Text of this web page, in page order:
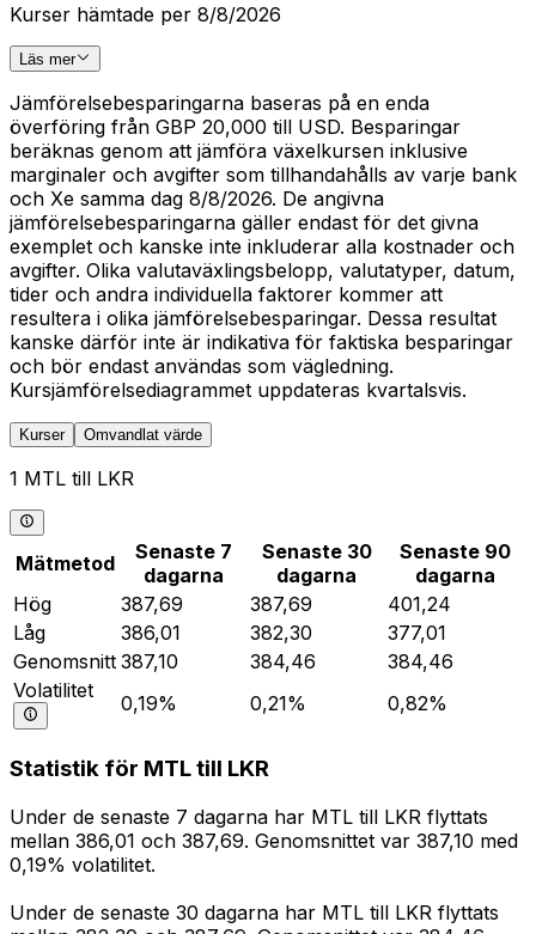
Kurser hämtade per 8/8/2026
Läs mer
Jämförelsebesparingarna baseras på en enda
överföring från GBP 20,000 till USD. Besparingar
beräknas genom att jämföra växelkursen inklusive
marginaler och avgifter som tillhandahålls av varje bank
och Xe samma dag 8/8/2026. De angivna
jämförelsebesparingarna gäller endast för det givna
exemplet och kanske inte inkluderar alla kostnader och
avgifter. Olika valutaväxlingsbelopp, valutatyper, datum,
tider och andra individuella faktorer kommer att
resultera i olika jämförelsebesparingar. Dessa resultat
kanske därför inte är indikativa för faktiska besparingar
och bör endast användas som vägledning.
Kursjämförelsediagrammet uppdateras kvartalsvis.
Kurser Omvandlat värde
1 MTL till LKR
Mätmetod
Senaste 7
dagarna
Senaste 30
dagarna
Senaste 90
dagarna
Hög
387,69 387,69
401,24
Låg
386,01 382,30
377,01
Genomsnitt 387,10 384,46
384,46
Volatilitet
0,19% 0,21% 0,82%
Statistik för MTL till LKR
Under de senaste 7 dagarna har MTL till LKR flyttats
mellan 386,01 och 387,69. Genomsnittet var 387,10 med
0,19% volatilitet.
Under de senaste 30 dagarna har MTL till LKR flyttats